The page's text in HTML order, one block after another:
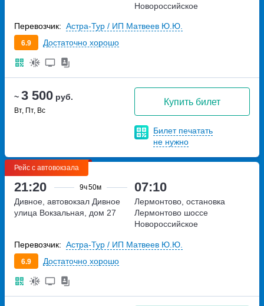
~ 3 500 руб.
Вт, Пт, Вс
Купить билет
Билет печатать
не нужно
Новороссийское
6.9 Достаточно хорошо
Перевозчик: Астра-Тур / ИП Матвеев Ю.Ю.
Рейс с автовокзала
21:20 9ч50м 07:10
Дивное, автовокзал Дивное
улица Вокзальная, дом 27
Лермонтово, остановка
Лермонтово шоссе
Новороссийское
6.9 Достаточно хорошо
Перевозчик: Астра-Тур / ИП Матвеев Ю.Ю.